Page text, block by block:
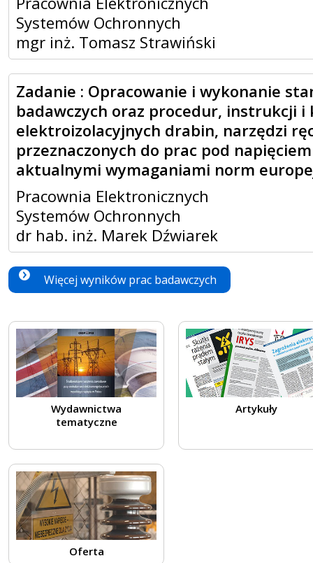
Systemów Ochronnych
mgr inż. Tomasz Strawiński
Zadanie : Opracowanie i wykonanie
badawczych oraz procedur, instrukcji
elektroizolacyjnych drabin, narzędzi
przeznaczonych do prac pod
aktualnymi wymaganiami norm
Pracownia Elektronicznych
Systemów Ochronnych
dr hab. inż. Marek Dźwiarek
Więcej wyników prac badawczych
Wydawnictwa
tematyczne
Artykuły
Oferta